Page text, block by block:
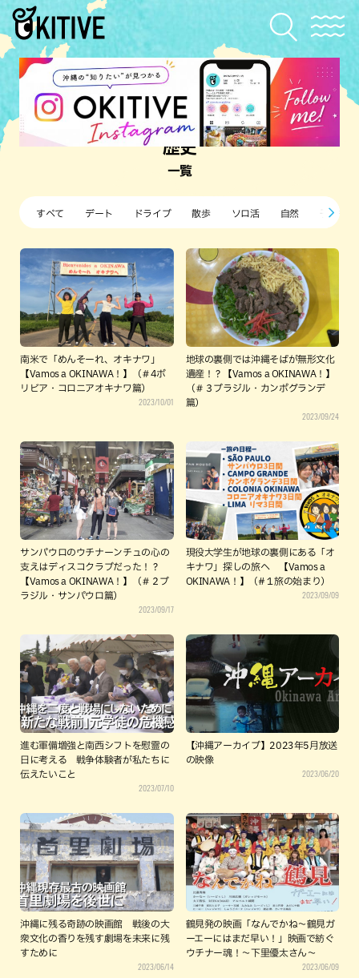
歴史
一覧
すべて デート ドライブ 散歩 ソロ活 自然 子ども
南米で「めんそーれ、オキナワ」
【Vamos a OKINAWA！】（＃4ボ
リビア・コロニアオキナワ篇）
2023/10/01
地球の裏側では沖縄そばが無形文化
遺産！？【Vamos a OKINAWA！】
（＃３ブラジル・カンポグランデ
篇）
2023/09/24
サンパウロのウチナーンチュの心の
支えはディスコクラブだった！？
【Vamos a OKINAWA！】（＃２ブ
ラジル・サンパウロ篇）
2023/09/17
現役大学生が地球の裏側にある「オ
キナワ」探しの旅へ 【Vamos a
OKINAWA！】（#１旅の始まり）
2023/09/09
進む軍備増強と南西シフトを慰霊の
日に考える 戦争体験者が私たちに
伝えたいこと
2023/07/10
【沖縄アーカイブ】2023年5月放送
の映像
2023/06/20
沖縄に残る奇跡の映画館 戦後の大
衆文化の香りを残す劇場を未来に残
すために
2023/06/14
鶴見発の映画「なんでかね～鶴見ガ
ーエーにはまだ早い！」映画で紡ぐ
ウチナー魂！～下里優太さん～
2023/06/09